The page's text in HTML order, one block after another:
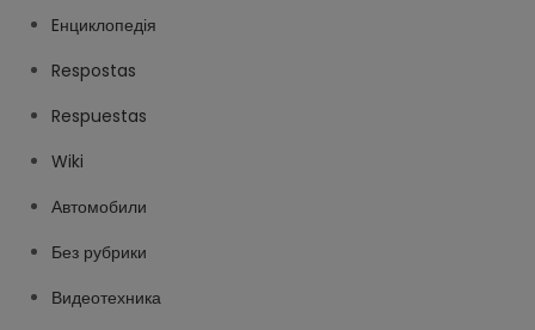
Eнциклопедія
Respostas
Respuestas
Wiki
Автомобили
Без рубрики
Видеотехника